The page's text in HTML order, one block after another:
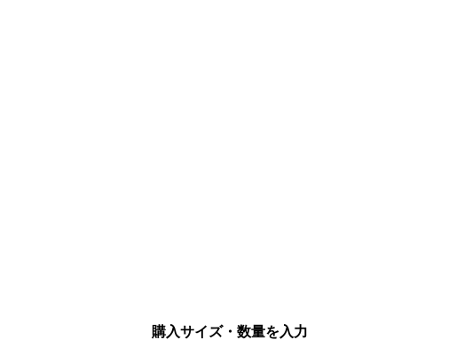
購入サイズ・数量を入力